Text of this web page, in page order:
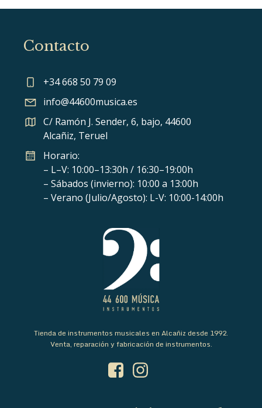
Contacto
+34 668 50 79 09
info@44600musica.es
C/ Ramón J. Sender, 6, bajo, 44600
Alcañiz, Teruel
Horario:
– L–V: 10:00–13:30h / 16:30–19:00h
– Sábados (invierno): 10:00 a 13:00h
– Verano (Julio/Agosto): L-V: 10:00-14:00h
Tienda de instrumentos musicales en Alcañiz desde 1992.
Venta, reparación y fabricación de instrumentos.